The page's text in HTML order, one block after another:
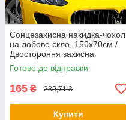
Сонцезахисна накидка-чохол
на лобове скло, 150х70см /
Двостороння захисна
накидка на скло автомобіля
Готово до відправки
165 ₴ 235,71 ₴
Купити